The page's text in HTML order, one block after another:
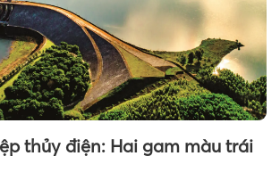
thủy điện: Hai gam màu trái